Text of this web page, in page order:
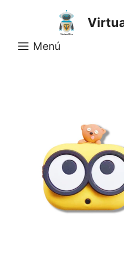
Menú